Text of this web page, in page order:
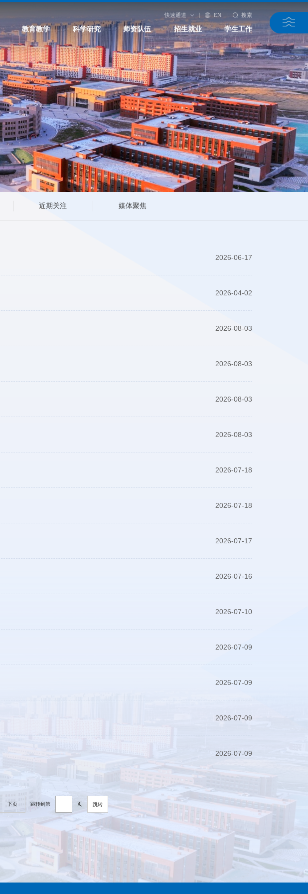
快速通道 EN 搜索
教育教学 科学研究 师资队伍 招生就业 学生工作
近期关注 媒体聚焦
2026-06-17
2026-04-02
2026-08-03
2026-08-03
2026-08-03
2026-08-03
2026-07-18
2026-07-18
2026-07-17
2026-07-16
2026-07-10
2026-07-09
2026-07-09
2026-07-09
2026-07-09
下页 跳转到第 页 跳转